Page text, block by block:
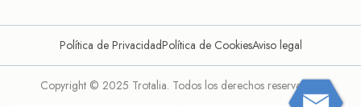
Política de PrivacidadPolítica de CookiesAviso legal
Copyright © 2025 Trotalia. Todos los derechos reservados.